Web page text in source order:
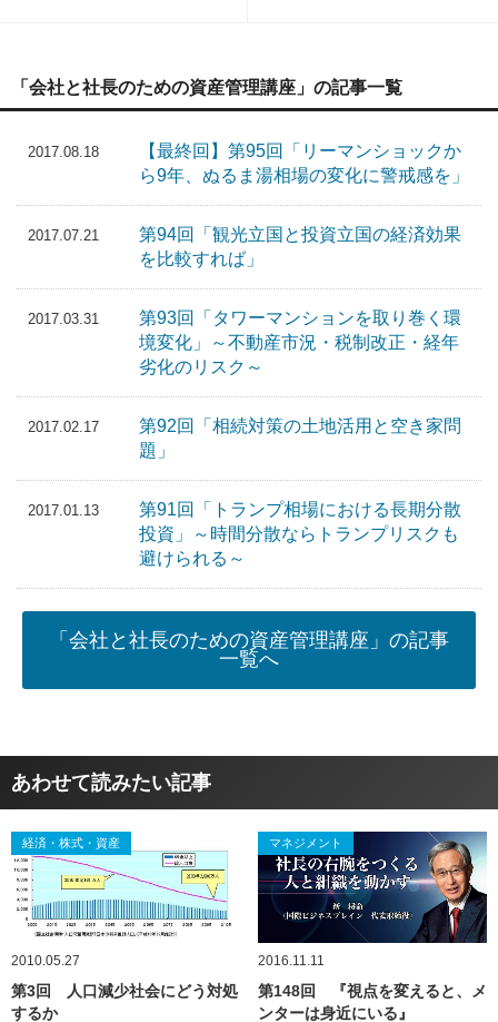
「会社と社長のための資産管理講座」の記事一覧
2017.08.18
【最終回】第95回「リーマンショックか
ら9年、ぬるま湯相場の変化に警戒感を」
2017.07.21
第94回「観光立国と投資立国の経済効果
を比較すれば」
2017.03.31
第93回「タワーマンションを取り巻く環
境変化」～不動産市況・税制改正・経年
劣化のリスク～
2017.02.17
第92回「相続対策の土地活用と空き家問
題」
2017.01.13
第91回「トランプ相場における長期分散
投資」～時間分散ならトランプリスクも
避けられる～
「会社と社長のための資産管理講座」の記事
一覧へ
あわせて読みたい記事
経済・株式・資産
2010.05.27
第3回 人口減少社会にどう対処
するか
マネジメント
2016.11.11
第148回 『視点を変えると、メ
ンターは身近にいる』